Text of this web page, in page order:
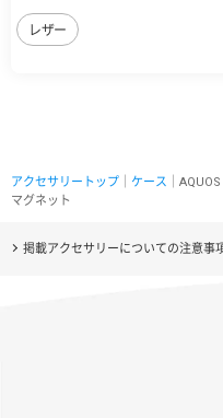
レザー
アクセサリートップ ケース ｜
マグネット
掲載アクセサリーについての注意事